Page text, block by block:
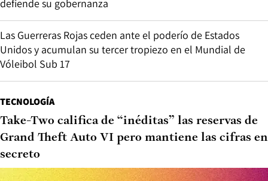
defiende su gobernanza
Las Guerreras Rojas ceden ante el poderío de Estados
Unidos y acumulan su tercer tropiezo en el Mundial de
Vóleibol Sub 17
TECNOLOGÍA
Take-Two califica de “inéditas” las reservas de
Grand Theft Auto VI pero mantiene las cifras en
secreto